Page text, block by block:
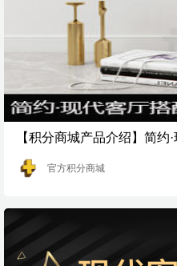
【积分商城产品介绍】简约
官方积分商城